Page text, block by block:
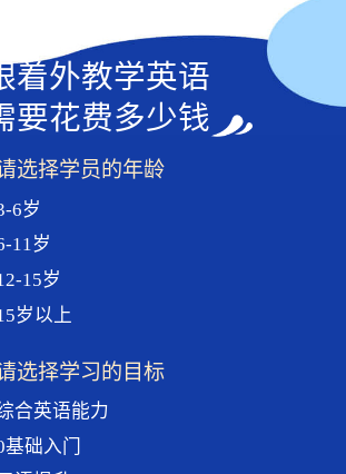
着外教学英语
要花费多少钱
选择学员的年龄
6岁
11岁
15岁
岁以上
选择学习的目标
合英语能力
基础入门